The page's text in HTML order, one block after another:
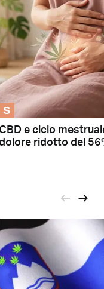
S
CBD e ciclo
ridotto del